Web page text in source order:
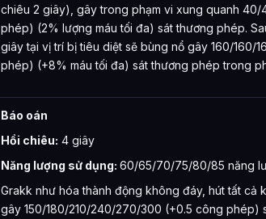
chiêu 2 giây), gây trong phạm vi xung quanh
phép) (2% lượng máu tối đa) sát thương phép.
giây tại vị trí bị tiêu diệt sẽ bùng nổ gây 160/160/
phép) (+8% máu tối đa) sát thương phép trong
Báo oán
Hồi chiêu: 4 giây
Năng lượng sử dụng: 60/65/70/75/80/85 năng
Grakk như hóa thành động không đáy, hút tất cả
gây 150/180/210/240/270/300 (+0.5 công phép)